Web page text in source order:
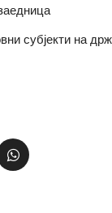
субјекти на